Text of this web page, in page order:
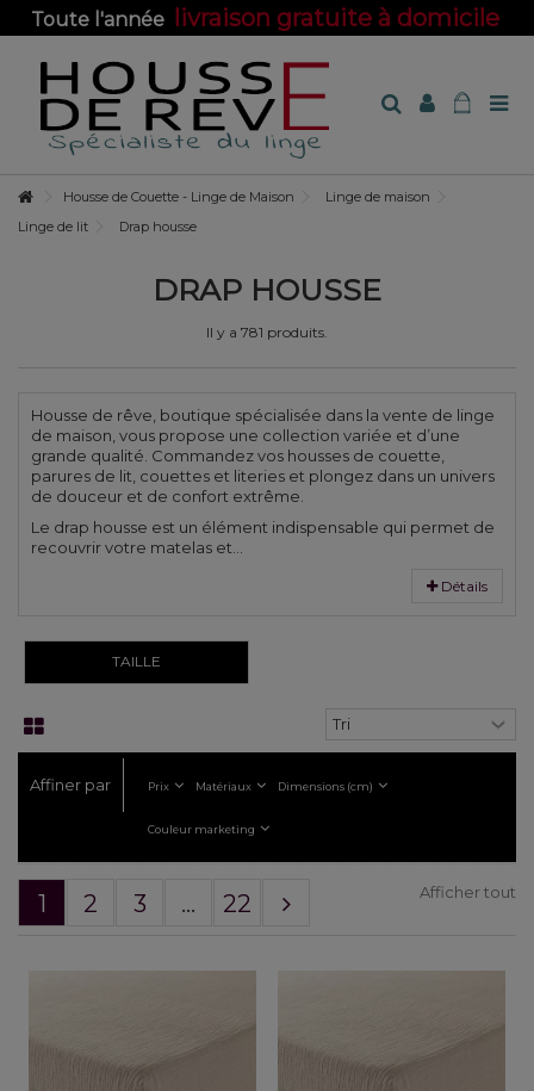
Toute l'année livraison gratuite à domicile
Housse de Couette - Linge de Maison
Linge de maison
Linge de lit
Drap housse
DRAP HOUSSE
Il y a 781 produits.
Housse de rêve, boutique spécialisée dans la vente de linge
de maison, vous propose une collection variée et d’une
grande qualité. Commandez vos housses de couette,
parures de lit, couettes et literies et plongez dans un univers
de douceur et de confort extrême.
Le drap housse est un élément indispensable qui permet de
recouvrir votre matelas et...
Détails
TAILLE
Affiner par Prix Matériaux Dimensions (cm)
Couleur marketing
Afficher tout
1 2 3 ... 22